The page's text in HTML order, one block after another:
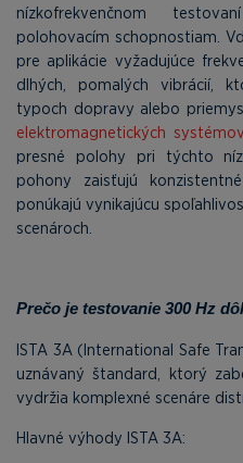
nízkofrekvenčnom
polohovacím schopnostiam.
pre aplikácie vyžadujúce
dlhých, pomalých vibrácií,
typoch dopravy alebo
elektromagnetických systémov,
presné polohy pri týchto
pohony zaisťujú
ponúkajú vynikajúcu
scenároch.
Prečo je testovanie 300 Hz
ISTA 3A (International Safe
uznávaný štandard, ktorý
vydržia komplexné scenáre
Hlavné výhody ISTA 3A: